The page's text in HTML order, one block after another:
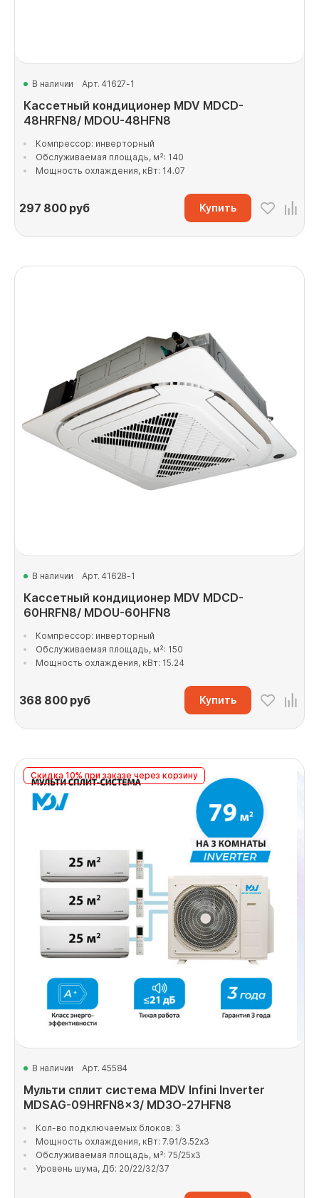
В наличии Арт. 41627-1
Кассетный кондиционер MDV MDCD-
48HRFN8/ MDOU-48HFN8
Компрессор: инверторный
Обслуживаемая площадь, м²: 140
Мощность охлаждения, кВт: 14.07
297 800руб Купить
В наличии Арт. 41628-1
Кассетный кондиционер MDV MDCD-
60HRFN8/ MDOU-60HFN8
Компрессор: инверторный
Обслуживаемая площадь, м²: 150
Мощность охлаждения, кВт: 15.24
368 800руб Купить
Скидка 10% при заказе через корзину
В наличии Арт. 45584
Мульти сплит система MDV Infini Inverter
MDSAG-09HRFN8x3/ MD3O-27HFN8
Кол-во подключаемых блоков: 3
Мощность охлаждения, кВт: 7.91/3.52x3
Обслуживаемая площадь, м²: 75/25x3
Уровень шума, Дб: 20/22/32/37